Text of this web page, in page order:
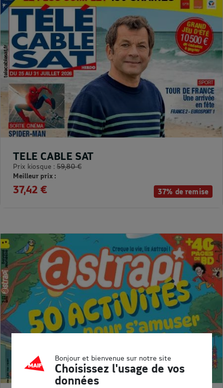
37% de remise
TELE CABLE SAT
Prix kiosque : 59,80 €
Meilleur prix :
37,42 €
Bonjour et bienvenue sur notre site
Choisissez l'usage de vos
données